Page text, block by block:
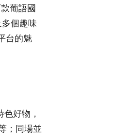
葡語國
個趣味
台的魅
好物，
；同場並